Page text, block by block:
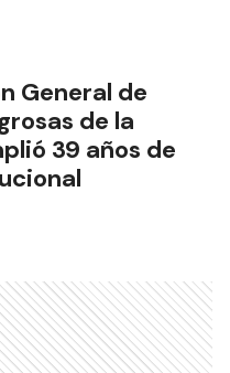
General de
de la
39 años de